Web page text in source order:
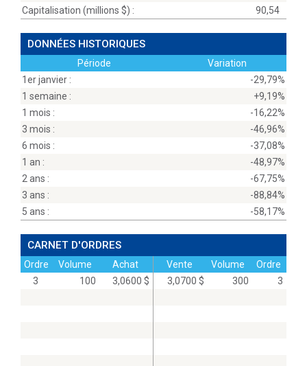
Capitalisation (millions $) : 90,54
DONNÉES HISTORIQUES
Période
Variation
1er janvier :
-29,79%
1 semaine :
+9,19%
1 mois :
-16,22%
3 mois :
-46,96%
6 mois :
-37,08%
1 an :
-48,97%
2 ans :
-67,75%
3 ans :
-88,84%
5 ans :
-58,17%
CARNET D'ORDRES
Ordre Volume
Achat
3
100 3,0600 $
Vente Volume
Ordre
3,0700 $
300 3